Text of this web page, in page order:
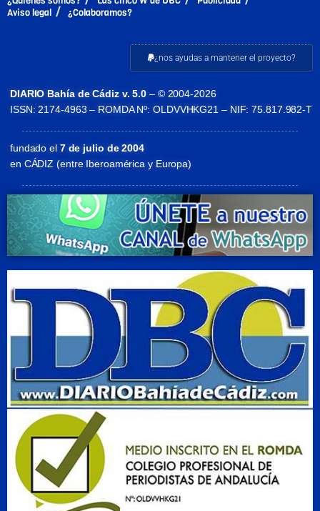
Aviso legal
¿Colaboramos?
¿nos ayudas a mantener el proyecto?
DIARIO Bahía de Cádiz v. 5.0 – © 2004-2026
ISSN: 2174-4963 – ROMDA Nº: OLDVVHKG21 – NIF: 75.817.982-T
fundado el7 de julio de 2004
en CÁDIZ (entre Iberoamérica y Europa)